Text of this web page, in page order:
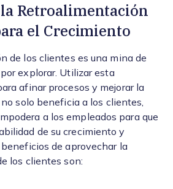
Retroalimentación
el Crecimiento
de los clientes es una mina de
explorar. Utilizar esta
afinar procesos y mejorar la
solo beneficia a los clientes,
a los empleados para que
de su crecimiento y
de aprovechar la
los clientes son: